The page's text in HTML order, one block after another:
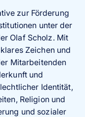
zur Förderung
unter der
Olaf Scholz. Mit
Zeichen und
Mitarbeitenden
und
Identität,
Religion und
und sozialer